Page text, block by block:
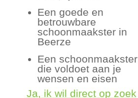
Een goede en
betrouwbare
schoonmaakster in
Beerze
Een schoonmaakster
die voldoet aan je
wensen en eisen
Ja, ik wil direct op zoek